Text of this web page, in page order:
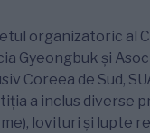
organizatoric al
Gyeongbuk și
Coreea de Sud,
a inclus diverse
lovituri și lupte